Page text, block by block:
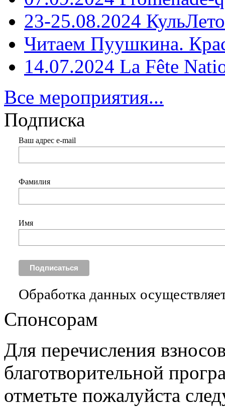
23-25.08.2024 КульЛето
Читаем Пуушкина.
14.07.2024 La Fête
Все мероприятия...
Подписка
Ваш адрес e-mail
Фамилия
Имя
Обработка данных
Спонсорам
Для перечисления
благотворительной
отметьте пожалуйста